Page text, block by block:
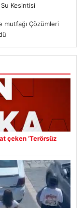
Kesintisi
mutfağı Çözümleri
çeken ‘Terörsüz